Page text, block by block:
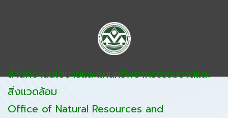
สำนักงานนโยบายและแผนทรัพยากรธรรมชาติและ
สิ่งแวดล้อม
Office of Natural Resources and